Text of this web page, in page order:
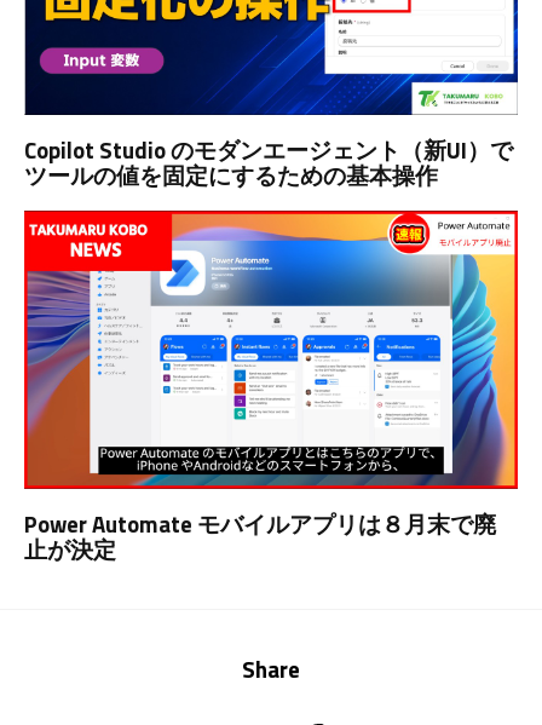
Copilot Studio のモダンエージェント（新UI）で
ツールの値を固定にするための基本操作
Power Automate モバイルアプリは８月末で廃
止が決定
Share